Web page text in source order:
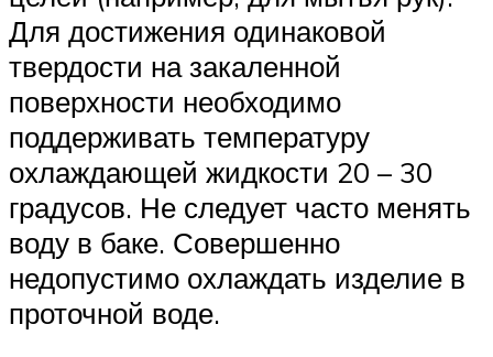
Для достижения одинаковой
твердости на закаленной
поверхности необходимо
поддерживать температуру
охлаждающей жидкости 20 – 30
градусов. Не следует часто менять
воду в баке. Совершенно
недопустимо охлаждать изделие в
проточной воде.